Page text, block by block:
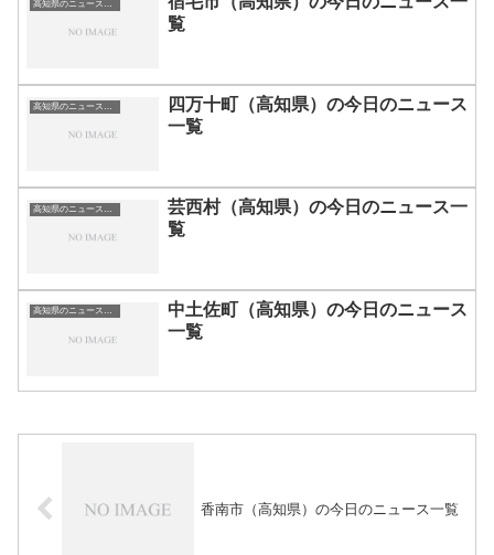
覧
四万十町（高知県）の今日のニュース
一覧
芸西村（高知県）の今日のニュース一
覧
高知県のニュース一覧
中土佐町（高知県）の今日のニュース
一覧
香南市（高知県）の今日のニュース一覧